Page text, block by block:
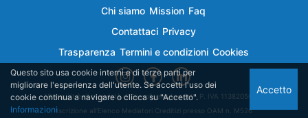
Chi siamo Mission Faq
Contattaci Privacy
Trasparenza Termini e condizioni Cookies
Vivoqui.it è di proprietà di Semplicemutuo Srl - P. IVA 11382050018
Iscrizione all'Elenco Mediatori Creditizi presso OAM n. M526
Questo sito usa cookie interni e di terze parti per
migliorare l'esperienza dell'utente. Se accetti l'uso dei
cookie continua a navigare o clicca su "Accetto".
Informazioni
Accetto